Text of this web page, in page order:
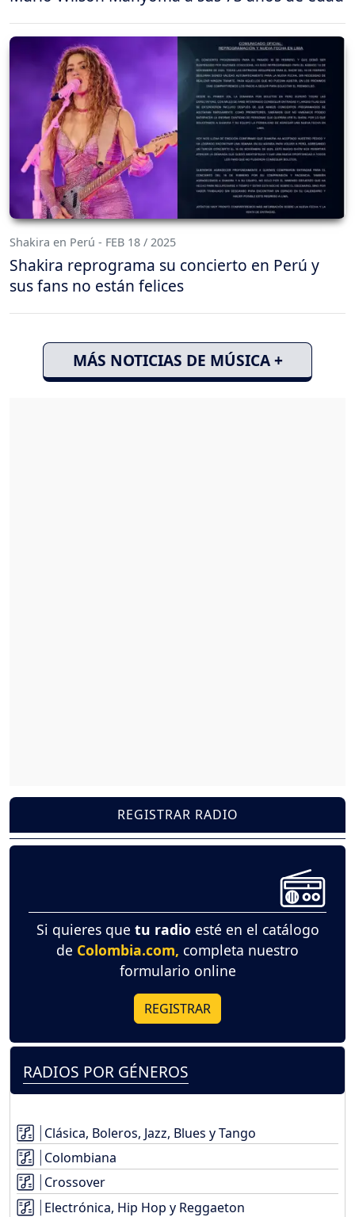
Shakira en Perú - FEB 18 / 2025
Shakira reprograma su concierto en Perú y
sus fans no están felices
MÁS NOTICIAS DE MÚSICA +
REGISTRAR RADIO
Si quieres que tu radio esté en el catálogo
de Colombia.com, completa nuestro
formulario online
REGISTRAR
RADIOS POR GÉNEROS
Clásica, Boleros, Jazz, Blues y Tango
Colombiana
Crossover
Electrónica, Hip Hop y Reggaeton